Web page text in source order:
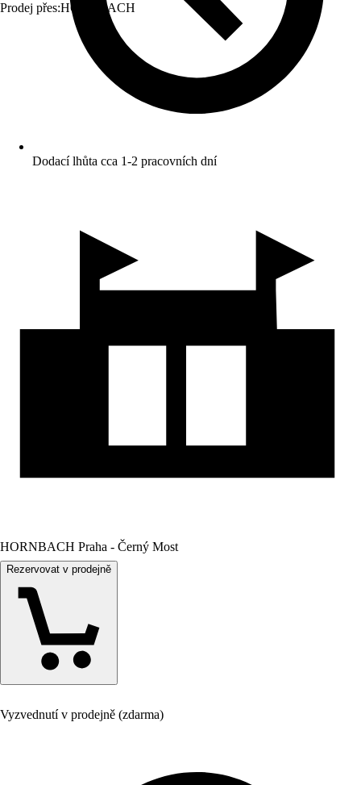
Prodej přes:HORNBACH
Dodací lhůta cca 1-2 pracovních dní
HORNBACH Praha - Černý Most
Rezervovat v prodejně
Vyzvednutí v prodejně (zdarma)